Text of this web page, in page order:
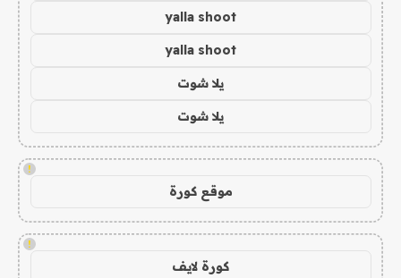
yalla shoot
yalla shoot
يلا شوت
يلا شوت
!
موقع كورة
!
كورة لايف